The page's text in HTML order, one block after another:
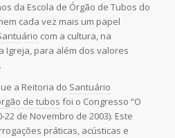
da Escola de Órgão de Tubos do
cada vez mais um papel
com a cultura, na
Igreja, para além dos valores
a Reitoria do Santuário
de tubos foi o Congresso “O
22 de Novembro de 2003). Este
práticas, acústicas e